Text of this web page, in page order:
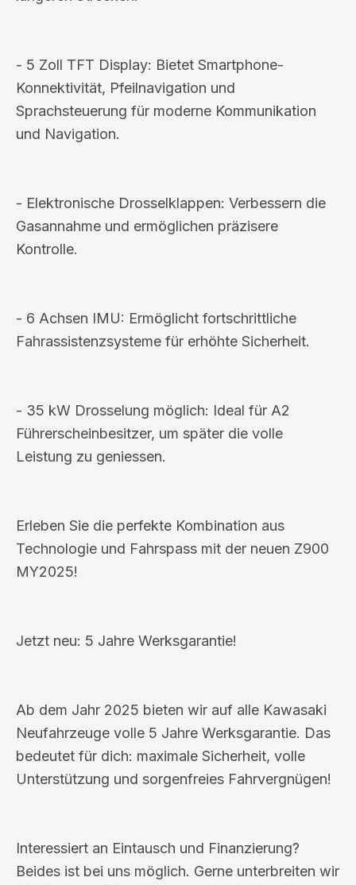
- 5 Zoll TFT Display: Bietet Smartphone-
Konnektivität, Pfeilnavigation und
Sprachsteuerung für moderne Kommunikation
und Navigation.
- Elektronische Drosselklappen: Verbessern die
Gasannahme und ermöglichen präzisere
Kontrolle.
- 6 Achsen IMU: Ermöglicht fortschrittliche
Fahrassistenzsysteme für erhöhte Sicherheit.
- 35 kW Drosselung möglich: Ideal für A2
Führerscheinbesitzer, um später die volle
Leistung zu geniessen.
Erleben Sie die perfekte Kombination aus
Technologie und Fahrspass mit der neuen Z900
MY2025!
Jetzt neu: 5 Jahre Werksgarantie!
Ab dem Jahr 2025 bieten wir auf alle Kawasaki
Neufahrzeuge volle 5 Jahre Werksgarantie. Das
bedeutet für dich: maximale Sicherheit, volle
Unterstützung und sorgenfreies Fahrvergnügen!
Interessiert an Eintausch und Finanzierung?
Beides ist bei uns möglich. Gerne unterbreiten wir